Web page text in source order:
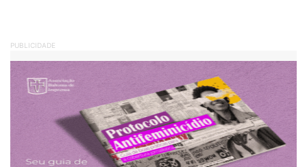
PUBLICIDADE